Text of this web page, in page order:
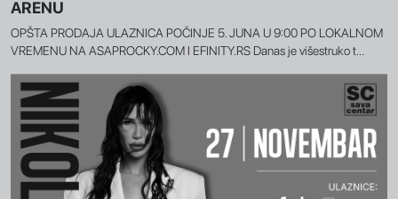
ARENU
OPŠTA PRODAJA ULAZNICA POČINJE 5. JUNA U 9:00 PO LOKALNOM
VREMENU NA ASAPROCKY.COM I EFINITY.RS Danas je višestruko t...